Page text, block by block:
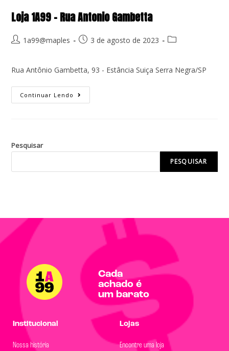
Loja 1A99 – Rua Antonio Gambetta
1a99@maples 3 de agosto de 2023
Rua Antônio Gambetta, 93 - Estância Suiça Serra Negra/SP
Continuar Lendo
Pesquisar
PESQUISAR
Cada
achado é
um barato
Institucional
Nossa história
Lojas
Encontre uma loja